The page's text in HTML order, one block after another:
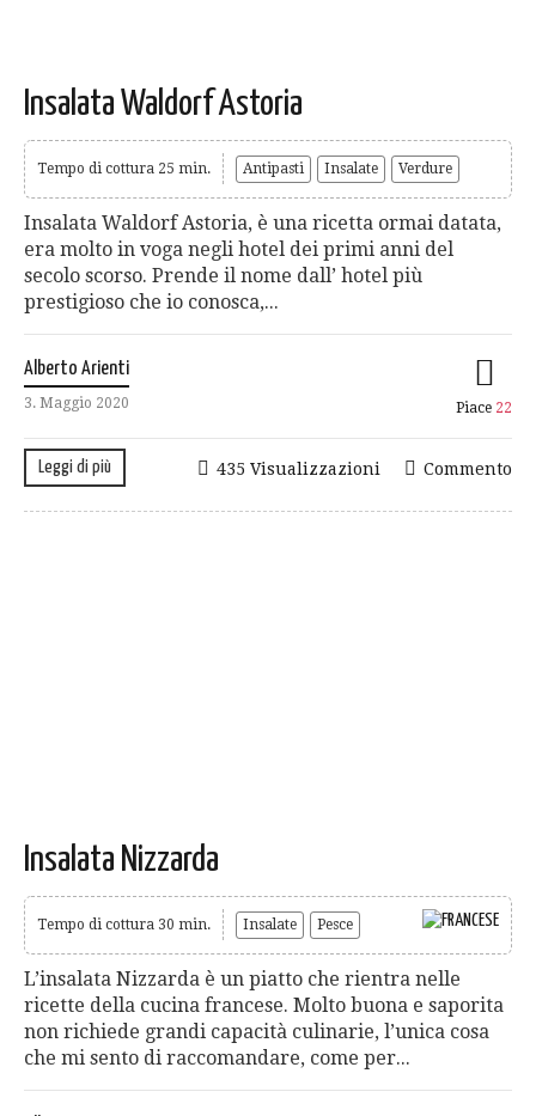
Insalata Waldorf Astoria
Tempo di cottura 25 min. Antipasti Insalate Verdure
Insalata Waldorf Astoria, è una ricetta ormai datata,
era molto in voga negli hotel dei primi anni del
secolo scorso. Prende il nome dall’ hotel più
prestigioso che io conosca,...
Alberto Arienti
3. Maggio 2020 Piace 22
Leggi di più Commento
435 Visualizzazioni
Insalata Nizzarda
Tempo di cottura 30 min. Insalate Pesce
L’insalata Nizzarda è un piatto che rientra nelle
ricette della cucina francese. Molto buona e saporita
non richiede grandi capacità culinarie, l’unica cosa
che mi sento di raccomandare, come per...